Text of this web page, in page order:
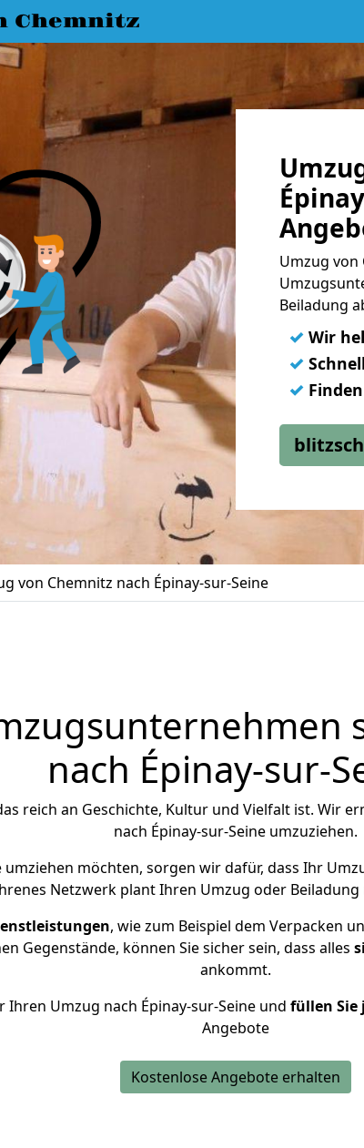
Chemnitz
Umzug von
Beiladung
✓ Wir
✓
✓
von Chemnitz nach Épinay-sur-Seine
nach Épinay-sur-
reich an Geschichte, Kultur und Vielfalt ist. Wir
nach Épinay-sur-Seine umzuziehen.
umziehen möchten, sorgen wir dafür, dass Ihr
Netzwerk plant Ihren Umzug oder
, wie zum Beispiel dem Verpacken
Gegenstände, können Sie sicher sein, dass alles
ankommt.
Umzug nach Épinay-sur-Seine und füllen Sie
Angebote
Kostenlose Angebote erhalten